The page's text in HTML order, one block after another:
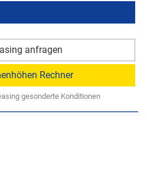
anfragen
Rechner
gesonderte Konditionen